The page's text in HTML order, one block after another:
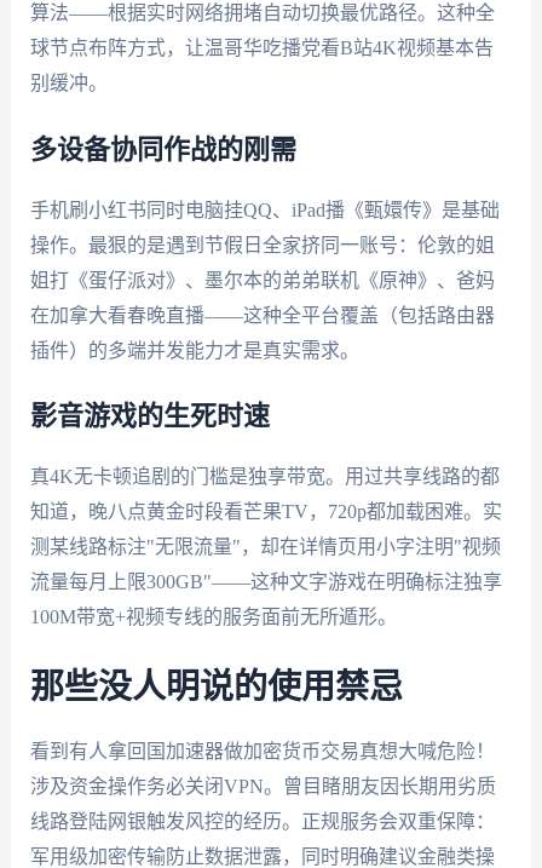
算法——根据实时网络拥堵自动切换最优路径。这种全
球节点布阵方式，让温哥华吃播党看B站4K视频基本告
别缓冲。
多设备协同作战的刚需
手机刷小红书同时电脑挂QQ、iPad播《甄嬛传》是基础
操作。最狠的是遇到节假日全家挤同一账号：伦敦的姐
姐打《蛋仔派对》、墨尔本的弟弟联机《原神》、爸妈
在加拿大看春晚直播——这种全平台覆盖（包括路由器
插件）的多端并发能力才是真实需求。
影音游戏的生死时速
真4K无卡顿追剧的门槛是独享带宽。用过共享线路的都
知道，晚八点黄金时段看芒果TV，720p都加载困难。实
测某线路标注"无限流量"，却在详情页用小字注明"视频
流量每月上限300GB"——这种文字游戏在明确标注独享
100M带宽+视频专线的服务面前无所遁形。
那些没人明说的使用禁忌
看到有人拿回国加速器做加密货币交易真想大喊危险！
涉及资金操作务必关闭VPN。曾目睹朋友因长期用劣质
线路登陆网银触发风控的经历。正规服务会双重保障：
军用级加密传输防止数据泄露，同时明确建议金融类操